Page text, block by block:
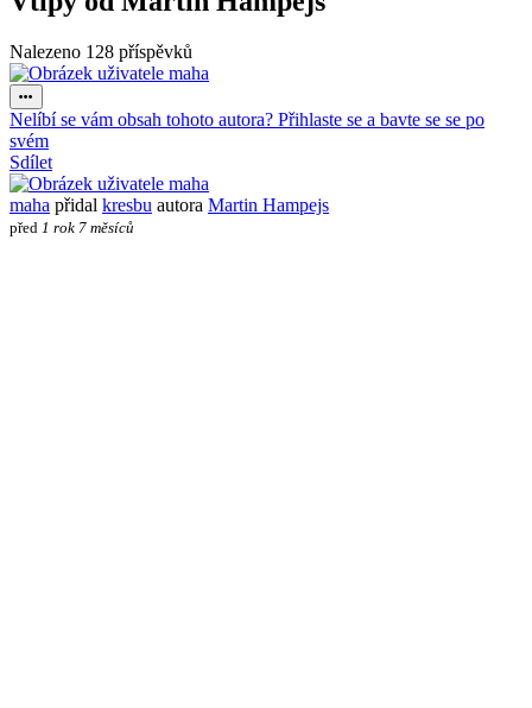
Nalezeno 128 příspěvků
Nelíbí se vám obsah tohoto autora? Přihlaste se a bavte se se po
svém
Sdílet
maha přidal kresbu autora Martin Hampejs
před 1 rok 7 měsíců